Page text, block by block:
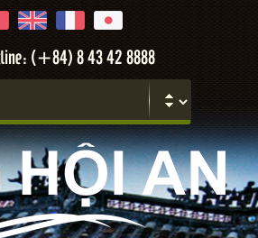
(+84) 8 43 42 8888